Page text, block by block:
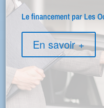
Le financement par Les
En savoir +